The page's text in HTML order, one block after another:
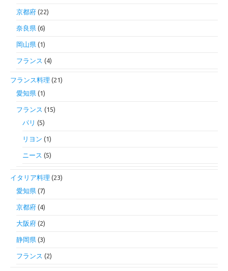
京都府 (22)
奈良県 (6)
岡山県 (1)
フランス (4)
フランス料理 (21)
愛知県 (1)
フランス (15)
パリ (5)
リヨン (1)
ニース (5)
イタリア料理 (23)
愛知県 (7)
京都府 (4)
大阪府 (2)
静岡県 (3)
フランス (2)